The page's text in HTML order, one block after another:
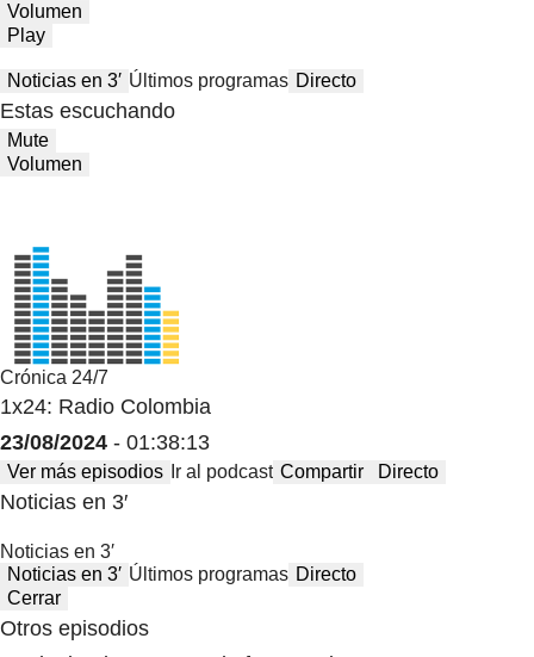
Volumen
Play
Noticias en 3′ Últimos programas Directo
Estas escuchando
Mute
Volumen
Crónica 24/7
1x24: Radio Colombia
23/08/2024 - 01:38:13
Ver más episodios Ir al podcast Compartir Directo
Noticias en 3′
Noticias en 3′
Noticias en 3′ Últimos programas Directo
Cerrar
Otros episodios